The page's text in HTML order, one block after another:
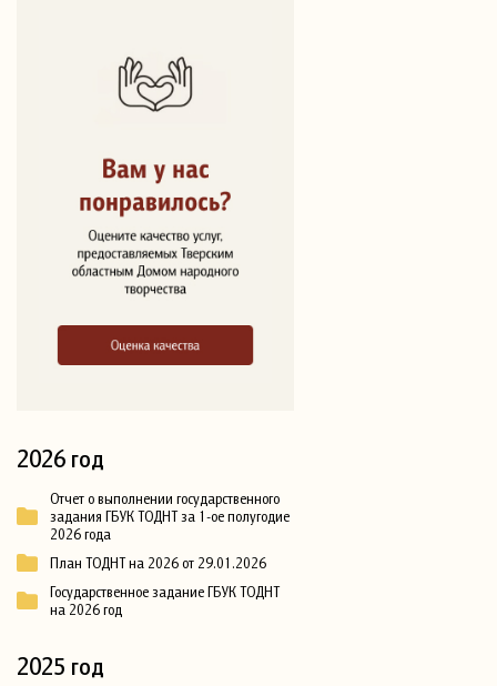
2026 год
Отчет о выполнении государственного
задания ГБУК ТОДНТ за 1-ое полугодие
2026 года
План ТОДНТ на 2026 от 29.01.2026
Государственное задание ГБУК ТОДНТ
на 2026 год
2025 год